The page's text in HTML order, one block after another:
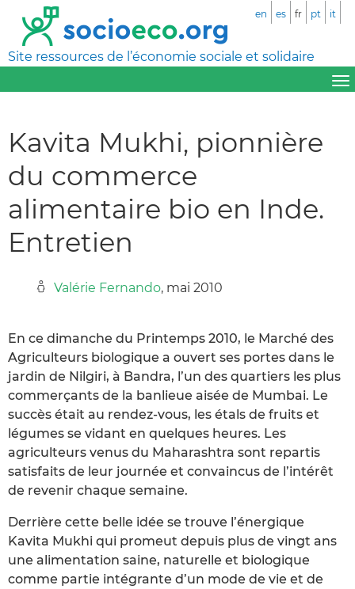
Site ressources de l’économie sociale et solidaire
en es fr pt it
Kavita Mukhi, pionnière
du commerce
alimentaire bio en Inde.
Entretien
Valérie Fernando, mai 2010
En ce dimanche du Printemps 2010, le Marché des
Agriculteurs biologique a ouvert ses portes dans le
jardin de Nilgiri, à Bandra, l’un des quartiers les plus
commerçants de la banlieue aisée de Mumbai. Le
succès était au rendez-vous, les étals de fruits et
légumes se vidant en quelques heures. Les
agriculteurs venus du Maharashtra sont repartis
satisfaits de leur journée et convaincus de l’intérêt
de revenir chaque semaine.
Derrière cette belle idée se trouve l’énergique
Kavita Mukhi qui promeut depuis plus de vingt ans
une alimentation saine, naturelle et biologique
comme partie intégrante d’un mode de vie et de